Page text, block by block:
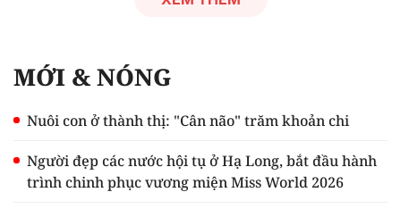
MỚI & NÓNG
Nuôi con ở thành thị: "Cân não" trăm khoản chi
Người đẹp các nước hội tụ ở Hạ Long, bắt đầu hành
trình chinh phục vương miện Miss World 2026